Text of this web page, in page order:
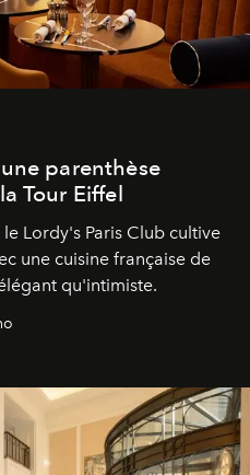
parenthèse
Tour Eiffel
Lordy's Paris Club cultive
une cuisine française de
qu'intimiste.